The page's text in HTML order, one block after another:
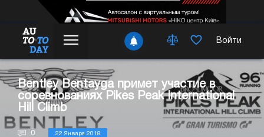
Войти
Bentley Bentayga примет участие в
соревнованиях Pikes Peak International
Hill Climb
0 22 Января 2018